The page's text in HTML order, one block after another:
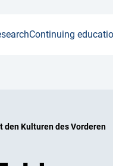
Continuing
den Kulturen des Vorderen